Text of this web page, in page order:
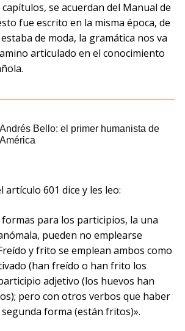
se acuerdan del Manual de
fue escrito en la misma época, de
de moda, la gramática nos va
articulado en el conocimiento
artículo 601 dice y les leo:
formas para los participios, la una
pueden no emplearse
y frito se emplean ambos como
(han freído o han frito los
adjetivo (los huevos han
pero con otros verbos que haber
forma (están fritos)».